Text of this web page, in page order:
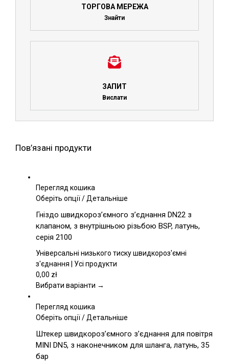
ТОРГОВА МЕРЕЖА
Знайти
ЗАПИТ
Вислати
Пов’язані продукти
Перегляд кошика
Оберіть опціїЦей
має
кілька
Параметри
можна
на
товару
/Детальніше
Гніздо швидкороз’ємного з’єднання DN22 з
клапаном, з внутрішньою різьбою BSP, латунь,
серія 2100
Універсальні низького тиску швидкороз'ємні
з'єднання | Усі продукти
0,00 zł
Вибрати варіанти →
Перегляд кошика
Оберіть опціїЦей
має
кілька
/Детальніше
Штекер швидкороз’ємного з’єднання для повітря
MINI DN5, з наконечником для шланга, латунь, 35
бар